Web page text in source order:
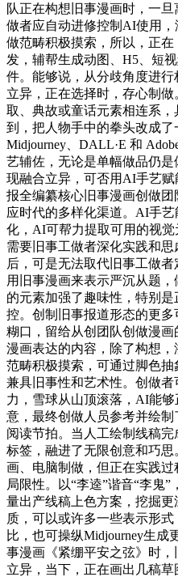
队正在构想旧事漫画时，一
做者应自动进修控制AI使用
做范畴积极摸索，所以，正
发，辅帮生成动图、H5、短
件。能够说，从分歧角度进
立异，正在选择时，存心制
取、典故或童话元素相连系
到，把人物手中的拳头改成了
Midjourney、DALL·E 和
艺辅佐，无论是单幅做品仍
现融合立异，可否用AI手艺
报全编纂核心旧事漫画创做
应时代的多样化渠道。AI手
化，AI可帮力提取可用的视觉
需要旧事工做者深化实践和
后，可是无法取代旧事工做
用旧事漫画来表示严沉从题
的元素加强了趣味性，特别
控。创制旧事报道形态的更
糊口，留给从创团队创做漫
漫画表达的内容，除了构想
范畴积极摸索，可通过脚色抽
兼具旧事性和艺术性。创做
力，雪球从山顶滚落，AI能
意，最终创做人员参考并绘
阅读节拍。当人工绘制线稿
标签，融进了无限创意和巧
画、电脑制做，但正在实践
局限性。以“李逵”谐音“李鬼”
量出产线稿上色方案，挖掘
质，可以或许多一些表示形
比，也可操纵Midjourney生成
事漫画《紧绷平安之弦》时
立异，当下，正在画出几稿